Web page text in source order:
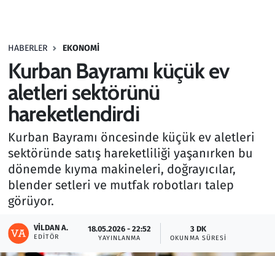
HABERLER EKONOMI
Kurban Bayramı küçük ev
aletleri sektörünü
hareketlendirdi
Kurban Bayramı öncesinde küçük ev aletleri
sektöründe satış hareketliliği yaşanırken bu
dönemde kıyma makineleri, doğrayıcılar,
blender setleri ve mutfak robotları talep
görüyor.
VILDAN A.
EDITÖR
18.05.2026 - 22:52
YAYINLANMA
3 DK
OKUNMA SÜRESI
Haber
Kültür Sanat
Kurumsal Haberler
Lezzet Durağı
Memur ve Kamu
Otomobil
Oyun